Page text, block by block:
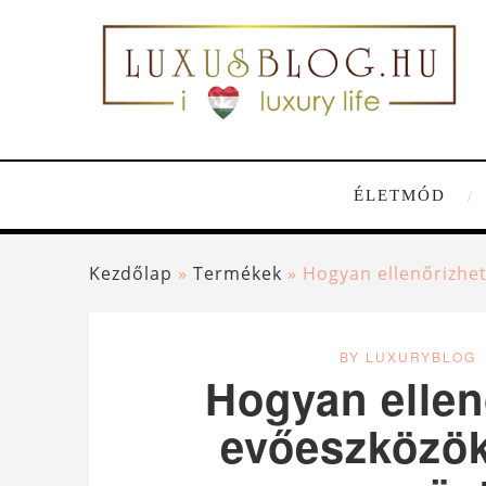
ÉLETMÓD
Kezdőlap » Termékek » Hogyan
BY LUXURYBLOG
Hogyan